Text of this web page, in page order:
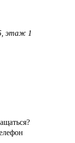
этаж 1